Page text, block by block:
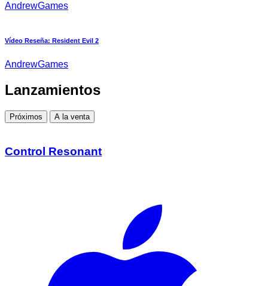
AndrewGames
Vídeo Reseña: Resident Evil 2
AndrewGames
Lanzamientos
Próximos A la venta
Control Resonant